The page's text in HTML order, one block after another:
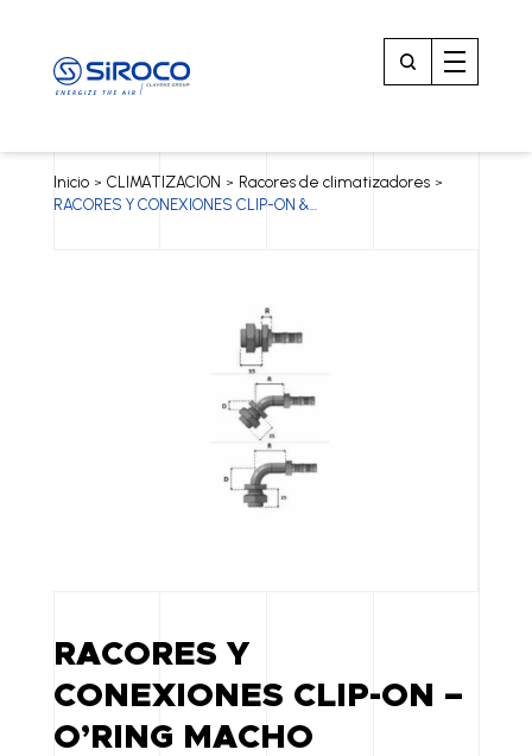
Inicio > CLIMATIZACION > Racores de climatizadores >
RACORES Y CONEXIONES CLIP-ON &...
RACORES Y
CONEXIONES CLIP-ON –
O’RING MACHO